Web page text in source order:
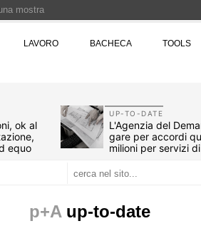
LAVORO BACHECA TOOLS
ok al
equo
UP-TO-DATE
L'Agenzia del
gare per accordi
milioni per servizi
p+A up-to-date
mostra